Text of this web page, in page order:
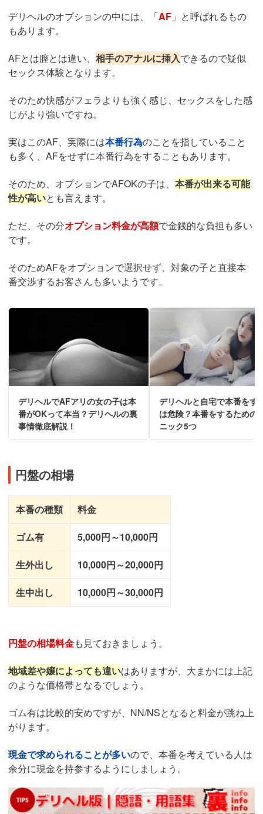
デリヘルのオプションの中には、「AF 」と呼ばれるもの
もあります。
AFとは膣とは違い、 相手のアナルに挿入できるので疑似
セックス体験となります。
そのため快感がフェラよりも強く感じ、セックスをした感
じがより強いですね。
実はこのAF、実際には本番行為のことを指していること
も多く、AFをせずに本番行為をすることもあります。
そのため、オプションでAFOKの子は、 本番が出来る可能
性が高いとも言えます。
ただ、その分オプション料金が高額で金銭的な負担も多い
です。
そのためAFをオプションで選択せず、対象の子と直接本
番交渉するお客さんも多いようです。
デリヘルでAFアリの女の子は本
番がOKって本当？デリヘルの裏
事情徹底解説！
デリヘルと自宅で本番をす
は危険？本番をするための
ニック5つ
円盤の相場
本番の種類 料金
ゴム有 5,000円～10,000円
生外出し 10,000円～20,000円
生中出し 10,000円～30,000円
円盤の相場料金も見ておきましょう。
地域差や嬢によっても違いはありますが、大まかには上記
のような価格帯となるでしょう。
ゴム有は比較的安めですが、NN/NSとなると料金が跳ね上
がります。
現金で求められることが多いので、本番を考えている人は
余分に現金を持参するようにしましょう。